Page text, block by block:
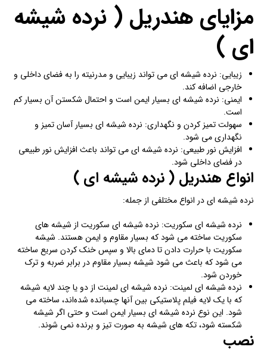
مزایای هندریل ( نرده شیشه
ای )
زیبایی: نرده شیشه ای می تواند زیبایی و مدرنیته را به فضای داخلی و
خارجی اضافه کند.
ایمنی: نرده شیشه ای بسیار ایمن است و احتمال شکستن‌ آن بسیار کم
است.
سهولت تمیز کردن و نگهداری: نرده شیشه ای بسیار آسان تمیز و
نگهداری می شود.
افزایش نور طبیعی: نرده شیشه ای می تواند باعث افزایش نور طبیعی
در فضای داخلی شود.
انواع هندریل ( نرده شیشه ای )
نرده شیشه ای در انواع مختلفی از جمله:
نرده شیشه ای سکوریت: نرده شیشه ای سکوریت از شیشه های
سکوریت ساخته‌ می شود که بسیار مقاوم و ایمن هستند. شیشه
سکوریت با حرارت دادن‌ تا دمای بالا و سپس خنک کردن سریع ساخته‌
می شود که باعث می شود شیشه بسیار مقاوم در برابر ضربه و ترک
خوردن‌ شود.
نرده شیشه ای لمینت: نرده شیشه ای لمینت از دو یا چند لایه شیشه
که با یک لایه فیلم پلاستیکی بین آنها چسبانده‌ شده‌اند، ساخته‌ می
شود. این نوع نرده شیشه ای بسیار ایمن است و حتی اگر شیشه
شکسته‌ شود، تکه های شیشه به صورت تیز و برنده‌ نمی شوند.
نصب